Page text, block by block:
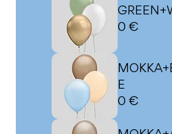
0 €
E
0 €